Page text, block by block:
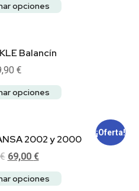
opciones
Balancín
€
opciones
¡Oferta!
2002 y 2000
€ 69,00 €
opciones